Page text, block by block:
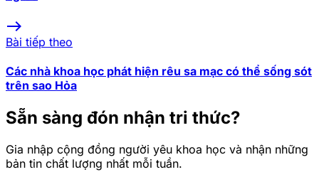
east
Bài tiếp theo
Các nhà khoa học phát hiện rêu sa mạc có thể sống sót
trên sao Hỏa
Sẵn sàng đón nhận tri thức?
Gia nhập cộng đồng người yêu khoa học và nhận những
bản tin chất lượng nhất mỗi tuần.